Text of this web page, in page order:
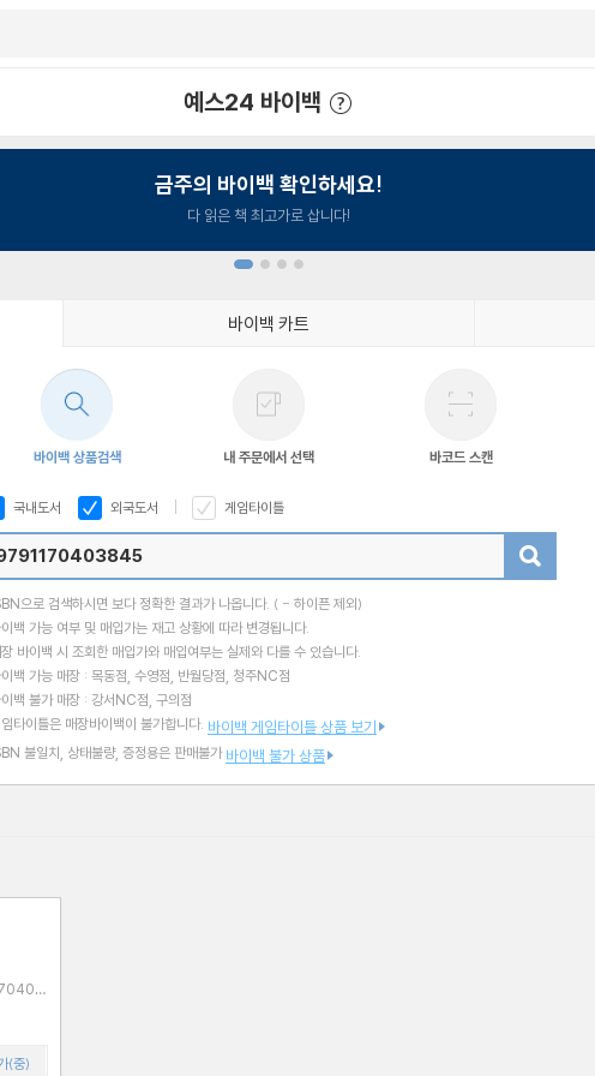
예스24 바이백
금주의 바이백 확인하세요!
다 읽은 책 최고가로 삽니다!
바이백 카트
바이백 상품검색 내 주문에서 선택 바코드 스캔
국내도서 외국도서 게임타이틀
으로 검색하시면 보다 정확한 결과가 나옵니다. ( - 하이픈 제외)
백 가능 여부 및 매입가는 재고 상황에 따라 변경됩니다.
바이백 시 조회한 매입가와 매입여부는 실제와 다를 수 있습니다.
백 가능 매장 : 목동점, 수영점, 반월당점, 청주NC점
백 불가 매장 : 강서NC점, 구의점
타이틀은 매장바이백이 불가합니다. 바이백 게임타이틀 상품 보기
불일치, 상태불량, 증정용은 판매불가 바이백 불가 상품
(중)